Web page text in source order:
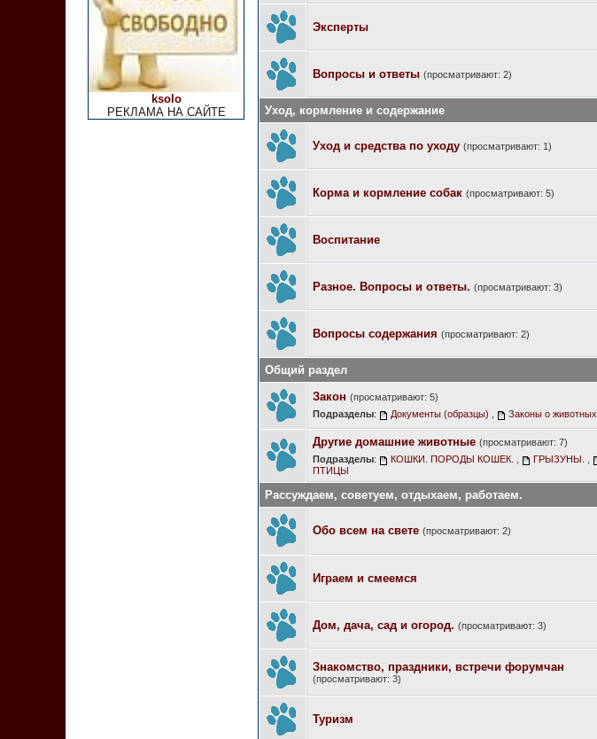
ksolo
РЕКЛАМА НА САЙТЕ
Эксперты
Вопросы и ответы (просматривают: 2)
Уход, кормление и содержание
Уход и средства по уходу (просматривают: 1)
Корма и кормление собак (просматривают: 5)
Воспитание
Разное. Вопросы и ответы. (просматривают: 3)
Вопросы содержания (просматривают: 2)
Общий раздел
Закон (просматривают: 5)
Подразделы: Документы (образцы) Законы о животных
Другие домашние животные (просматривают: 7)
Подразделы: КОШКИ. ПОРОДЫ КОШЕК. ГРЫЗУНЫ.
ПТИЦЫ
Рассуждаем, советуем, отдыхаем, работаем.
Обо всем на свете (просматривают: 2)
Играем и смеемся
Дом, дача, сад и огород. (просматривают: 3)
Знакомство, праздники, встречи форумчан
(просматривают: 3)
Туризм